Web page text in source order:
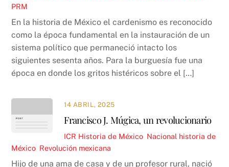
PRM
En la historia de México el cardenismo es reconocido
como la época fundamental en la instauración de un
sistema político que permaneció intacto los
siguientes sesenta años. Para la burguesía fue una
época en donde los gritos histéricos sobre el […]
14 ABRIL, 2025
Francisco J. Múgica, un revolucionario
ICR Historia de México Nacional historia de
México Revolución mexicana
Hijo de una ama de casa y de un profesor rural, nació